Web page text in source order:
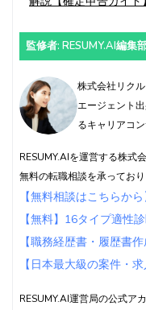
監修者: RESUMY.AI編集
株式会社リク
エージェント
るキャリアコ
RESUMY.AIを運営する株式
無料の転職相談を承ってお
【無料相談はこちらから
【無料】16タイプ適性
【職務経歴書・履歴書作
【日本最大級の案件・
RESUMY.AI運営局の公式ア